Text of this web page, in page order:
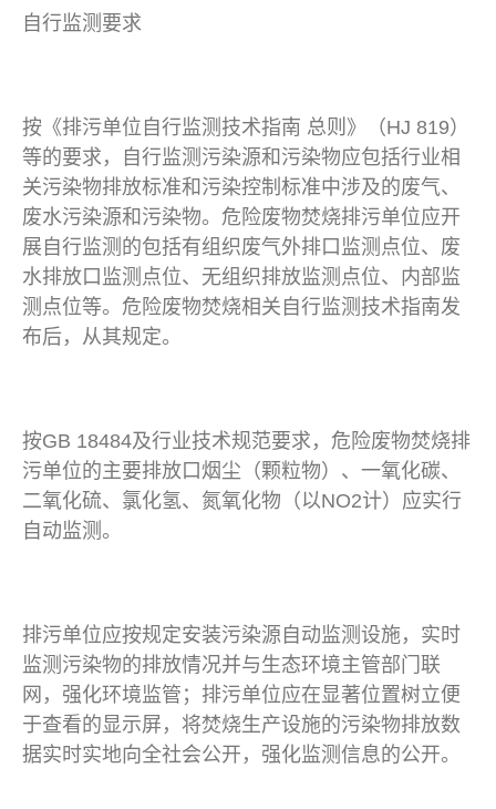
自行监测要求
按《排污单位自行监测技术指南 总则》（HJ 819）
等的要求，自行监测污染源和污染物应包括行业相
关污染物排放标准和污染控制标准中涉及的废气、
废水污染源和污染物。危险废物焚烧排污单位应开
展自行监测的包括有组织废气外排口监测点位、废
水排放口监测点位、无组织排放监测点位、内部监
测点位等。危险废物焚烧相关自行监测技术指南发
布后，从其规定。
按GB 18484及行业技术规范要求，危险废物焚烧排
污单位的主要排放口烟尘（颗粒物）、一氧化碳、
二氧化硫、氯化氢、氮氧化物（以NO2计）应实行
自动监测。
排污单位应按规定安装污染源自动监测设施，实时
监测污染物的排放情况并与生态环境主管部门联
网，强化环境监管；排污单位应在显著位置树立便
于查看的显示屏，将焚烧生产设施的污染物排放数
据实时实地向全社会公开，强化监测信息的公开。